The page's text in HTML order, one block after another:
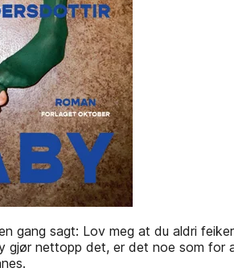
gang sagt: Lov meg at du aldri
gjør nettopp det, er det noe som for